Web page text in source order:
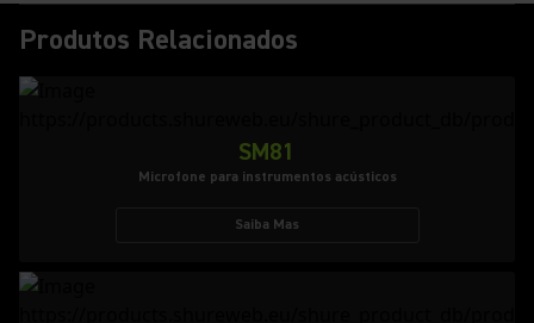
Produtos Relacionados
SM81
Microfone para instrumentos acústicos
Saiba Mas